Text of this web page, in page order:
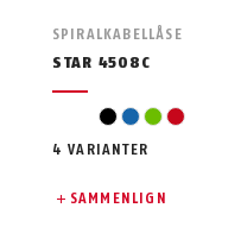
SPIRALKABELLÅSE
STAR 4508C
sortblågrøn
rød
4 VARIANTER
SAMMENLIGN